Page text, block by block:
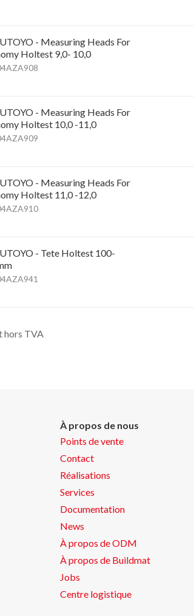
- Measuring Heads For
Holtest 9,0- 10,0
- Measuring Heads For
Holtest 10,0 -11,0
- Measuring Heads For
Holtest 11,0 -12,0
- Tete Holtest 100-
hors TVA
À propos de nous
Points de vente
Contact
Réalisations
Services
Documentation
News
À propos de ODM
À propos de Buildmat
Jobs
Centre logistique